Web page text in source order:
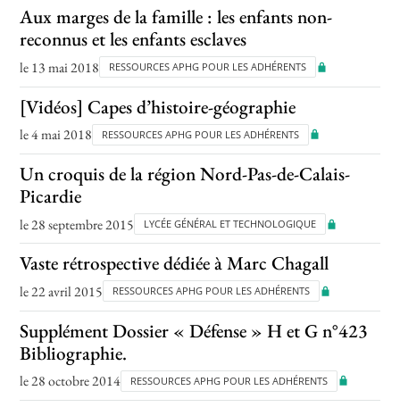
Aux marges de la famille : les enfants non-
reconnus et les enfants esclaves
le 13 mai 2018 RESSOURCES APHG POUR LES ADHÉRENTS
[Vidéos] Capes d’histoire-géographie
le 4 mai 2018 RESSOURCES APHG POUR LES ADHÉRENTS
Un croquis de la région Nord-Pas-de-Calais-
Picardie
le 28 septembre 2015 LYCÉE GÉNÉRAL ET TECHNOLOGIQUE
Vaste rétrospective dédiée à Marc Chagall
le 22 avril 2015 RESSOURCES APHG POUR LES ADHÉRENTS
Supplément Dossier « Défense » H et G n°423
Bibliographie.
le 28 octobre 2014 RESSOURCES APHG POUR LES ADHÉRENTS